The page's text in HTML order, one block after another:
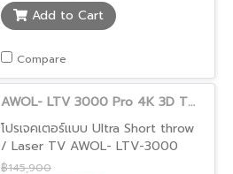
Triple laser ช่วยให้สีสวยสดใสมาก
ขึ้น -Dolby vision HDR 10+ -ให้สีสัน
ได้มากถึง 1 Billion colors -เพียงวาง
เครื่องห่างจากจอแค่ 25 cm ก็ได้ภาพ
ใหญ่ถึง 100" และฉายภาพสูงสุดถึง
150" -แถมฟรีแว่น 3 มิติ -รับประกัน
2 ปี โดย AR Technology
Add to Cart
Compare
AWOL- LTV 3000 Pro 4K 3D TRIPLE LASER Ultra Short Throw Projector
โปรเจคเตอร์แบบ Ultra Short throw
/ Laser TV AWOL- LTV-3000
Pro 4K 3D TRIPLE LASER Ultra
฿145,900